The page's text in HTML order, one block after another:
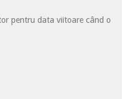
pentru data viitoare când o